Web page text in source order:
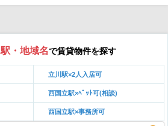
駅・地域名で賃貸物件を探す
立川駅×2人入居可
西国立駅×ﾍﾟｯﾄ可(相談)
西国立駅×事務所可